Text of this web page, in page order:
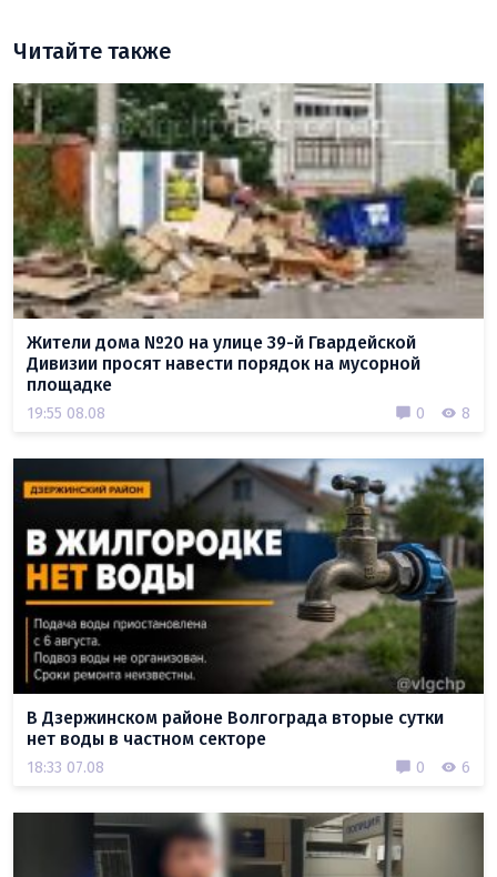
Читайте также
Жители дома №20 на улице 39-й Гвардейской
Дивизии просят навести порядок на мусорной
площадке
19:55 08.08 0 8
В Дзержинском районе Волгограда вторые сутки
нет воды в частном секторе
18:33 07.08 0 6